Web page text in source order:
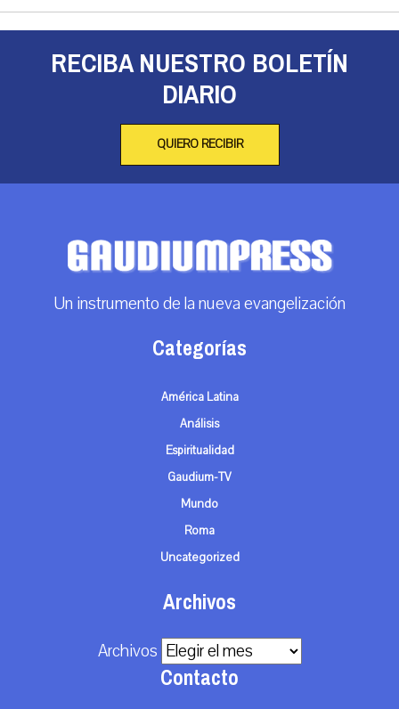
RECIBA NUESTRO BOLETÍN
DIARIO
QUIERO RECIBIR
Un instrumento de la nueva evangelización
Categorías
América Latina
Análisis
Espiritualidad
Gaudium-TV
Mundo
Roma
Uncategorized
Archivos
Archivos
Contacto